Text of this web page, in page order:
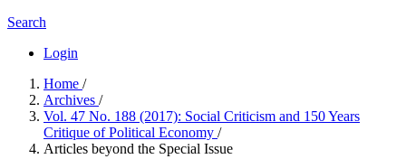
Search
Login
Home /
Archives /
Vol. 47 No. 188 (2017): Social Criticism and 150 Years
Critique of Political Economy /
Articles beyond the Special Issue